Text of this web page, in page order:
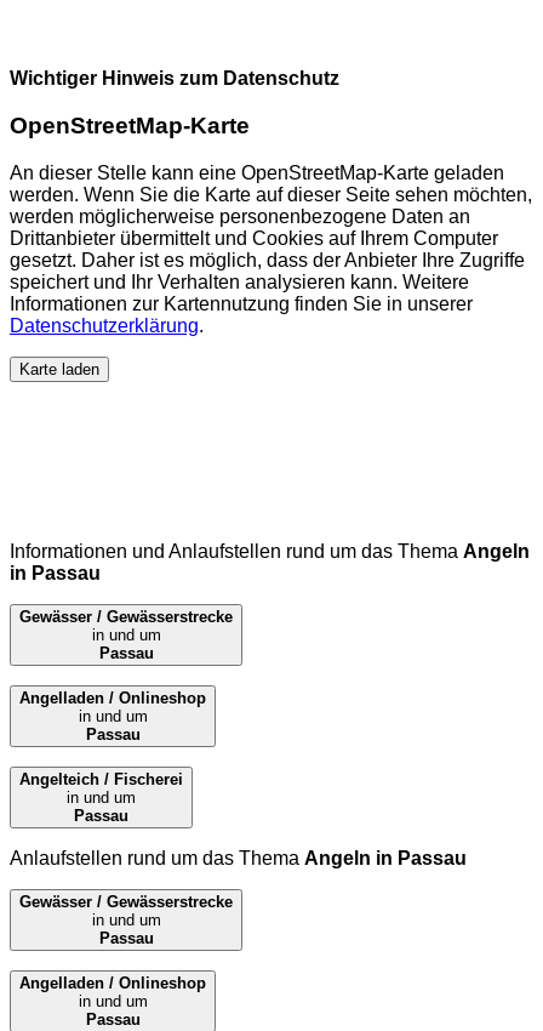
Wichtiger Hinweis zum Datenschutz
OpenStreetMap-Karte
An dieser Stelle kann eine OpenStreetMap-Karte geladen
werden. Wenn Sie die Karte auf dieser Seite sehen möchten,
werden möglicherweise personenbezogene Daten an
Drittanbieter übermittelt und Cookies auf Ihrem Computer
gesetzt. Daher ist es möglich, dass der Anbieter Ihre Zugriffe
speichert und Ihr Verhalten analysieren kann. Weitere
Informationen zur Kartennutzung finden Sie in unserer
Datenschutzerklärung.
Karte laden
Informationen und Anlaufstellen rund um das Thema Angeln
in Passau
Gewässer / Gewässerstrecke
in und um
Passau
Angelladen / Onlineshop
in und um
Passau
Angelteich / Fischerei
in und um
Passau
Anlaufstellen rund um das Thema Angeln in Passau
Gewässer / Gewässerstrecke
in und um
Passau
Angelladen / Onlineshop
in und um
Passau